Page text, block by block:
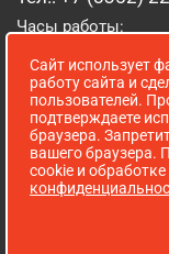
Часы работы:
Суббота,
г. Йошкар-Ола,
Тел.: (8362) 41-
Часы работы:
Понедельник –
Сайт использует
работу сайта и
пользователей.
подтверждаете
браузера.
вашего браузера.
cookie и